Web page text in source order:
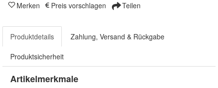
Merken Preis vorschlagen Teilen
Produktdetails Zahlung, Versand & Rückgabe
Produktsicherheit
Artikelmerkmale